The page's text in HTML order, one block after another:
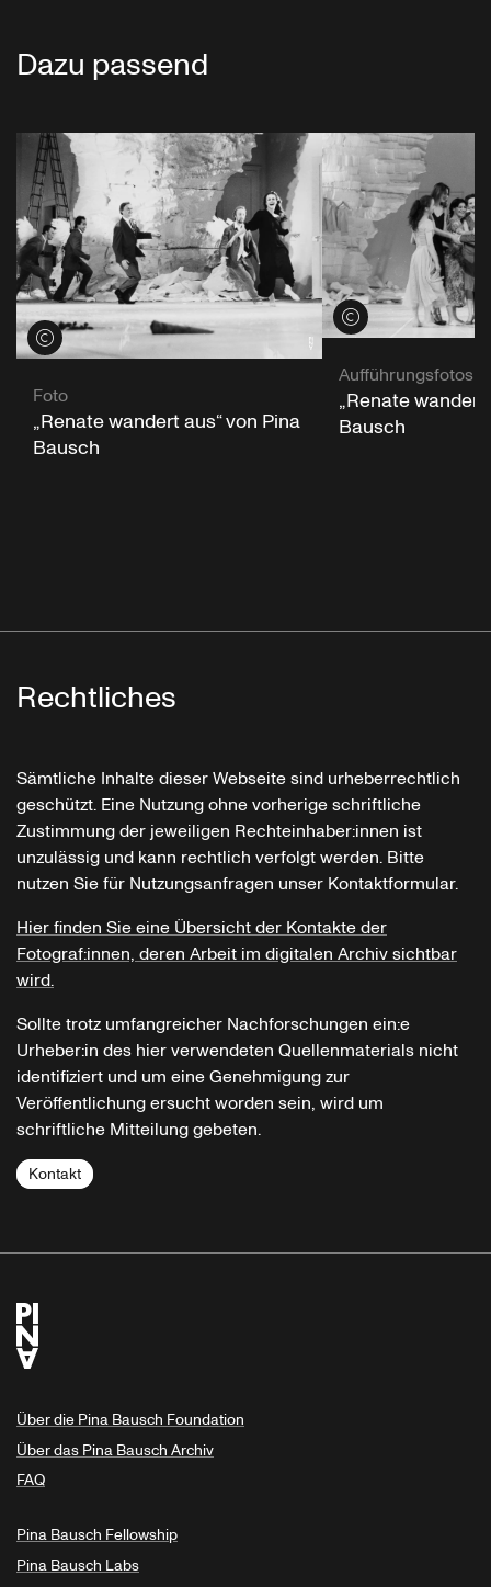
Dazu passend
Credits öffnen
Foto
„Renate wandert aus“ von Pina
Bausch
Credits öffnen
Aufführungsfotos
„Renate wandert
Bausch
Rechtliches
Sämtliche Inhalte dieser Webseite sind urheberrechtlich
geschützt. Eine Nutzung ohne vorherige schriftliche
Zustimmung der jeweiligen Rechteinhaber:innen ist
unzulässig und kann rechtlich verfolgt werden. Bitte
nutzen Sie für Nutzungsanfragen unser Kontaktformular.
Hier finden Sie eine Übersicht der Kontakte der
Fotograf:innen, deren Arbeit im digitalen Archiv sichtbar
wird.
Sollte trotz umfangreicher Nachforschungen ein:e
Urheber:in des hier verwendeten Quellenmaterials nicht
identifiziert und um eine Genehmigung zur
Veröffentlichung ersucht worden sein, wird um
schriftliche Mitteilung gebeten.
Kontakt
Über die Pina Bausch Foundation
Über das Pina Bausch Archiv
FAQ
Pina Bausch Fellowship
Pina Bausch Labs